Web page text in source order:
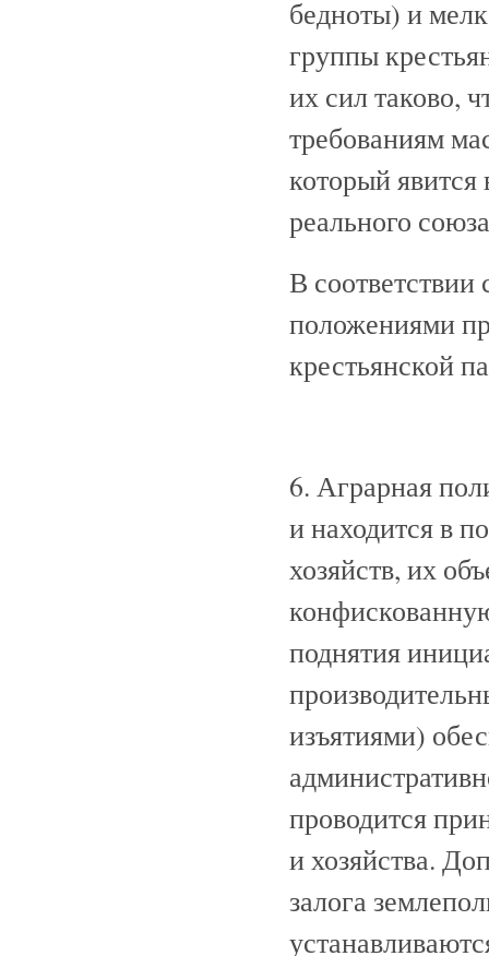
бедноты) и
группы
их сил таково,
требованиям
который
реального
В
положениями
крестьянской
6. Аграрная
и находится в
хозяйств, их
поднятия
изъятиями)
проводится
и хозяйства.
залога